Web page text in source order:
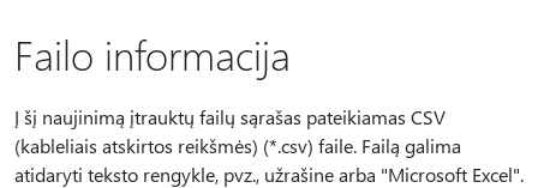
Failo informacija
Į šį naujinimą įtrauktų failų sąrašas pateikiamas CSV
(kableliais atskirtos reikšmės) (*.csv) faile. Failą galima
atidaryti teksto rengykle, pvz., užrašine arba "Microsoft Excel".